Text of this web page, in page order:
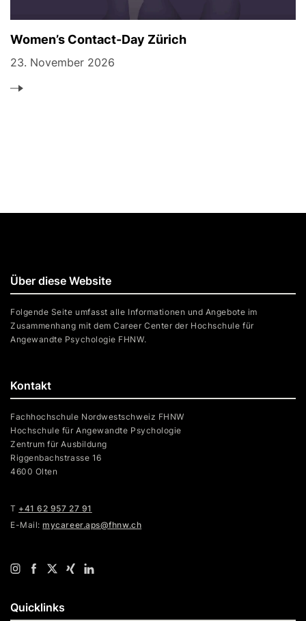
Women’s Contact-Day Zürich
23. November 2026
Kontakt
Fachhochschule Nordwestschweiz FHNW
Hochschule für Angewandte Psychologie
Zentrum für Ausbildung
Riggenbachstrasse 16
4600 Olten
T +41 62 957 27 91
E-Mail:mycareer.aps@fhnw.ch
Über diese Website
Folgende Seite umfasst alle Informationen und Angebote im
Zusammenhang mit dem Career Center der Hochschule für
Angewandte Psychologie FHNW.
Quicklinks